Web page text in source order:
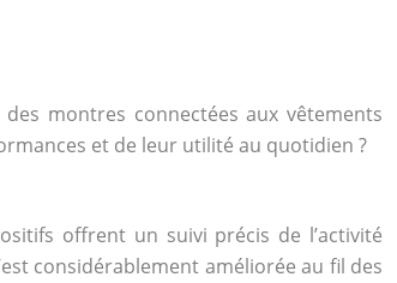
montres connectées aux vêtements
et de leur utilité au quotidien ?
offrent un suivi précis de l’activité
considérablement améliorée au fil des